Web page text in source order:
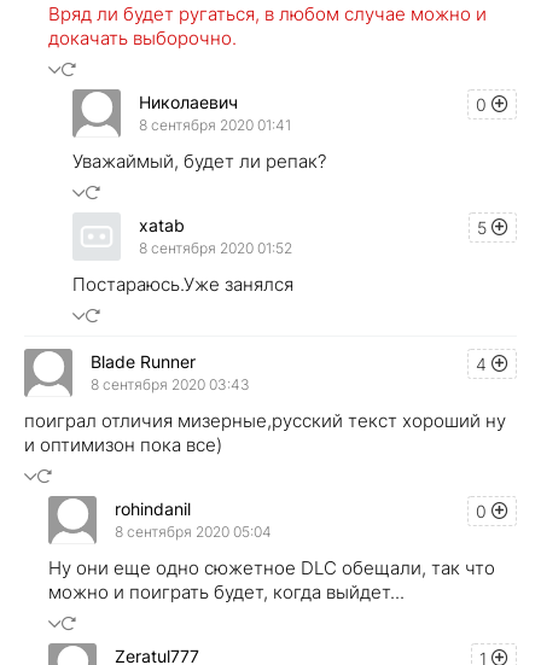
Вряд ли будет ругаться, в любом случае можно и
докачать выборочно.
0
Николаевич
8 сентября 2020 01:41
Уважаймый, будет ли репак?
5
xatab
8 сентября 2020 01:52
Постараюсь.Уже занялся
4
Blade Runner
8 сентября 2020 03:43
поиграл отличия мизерные,русский текст хороший ну
и оптимизон пока все)
0
rohindanil
8 сентября 2020 05:04
Ну они еще одно сюжетное DLC обещали, так что
можно и поиграть будет, когда выйдет...
1
Zeratul777